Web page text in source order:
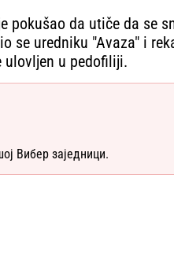
da utiče da se
se uredniku "Avaza" i
ulovljen u pedofiliji.
Вибер заједници.